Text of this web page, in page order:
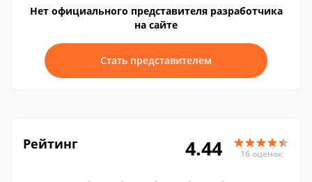
Нет официального представителя разработчика
на сайте
Стать представителем
Рейтинг 4.44 16 оценок